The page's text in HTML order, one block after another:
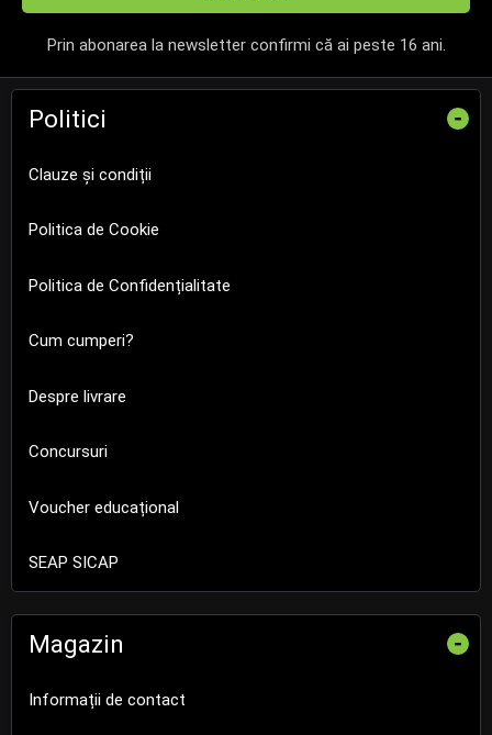
Prin abonarea la newsletter confirmi că ai peste 16 ani.
Politici -
Clauze și condiții
Politica de Cookie
Politica de Confidențialitate
Cum cumperi?
Despre livrare
Concursuri
Voucher educațional
SEAP SICAP
Magazin -
Informații de contact